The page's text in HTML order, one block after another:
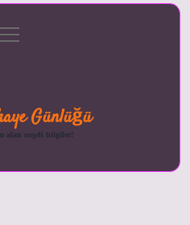
menüyü
aç
Günlüğü
alan neşeli bilgiler!